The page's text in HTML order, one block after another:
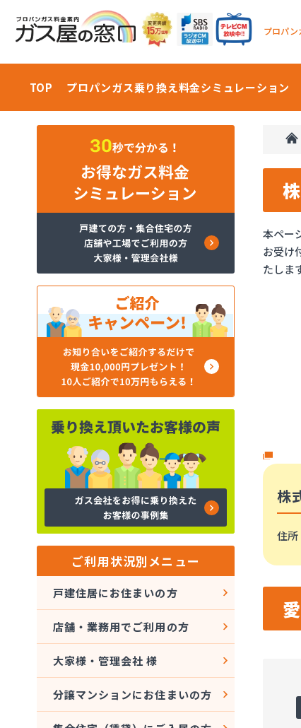
プロパン
TOP プロパンガス乗り換え料金シミュレーション
本ペー
お受け
たしま
株
住所
ご利用状況別メニュー
戸建住居にお住まいの方
店舗・業務用でご利用の方
大家様・管理会社 様
分譲マンションにお住まいの方